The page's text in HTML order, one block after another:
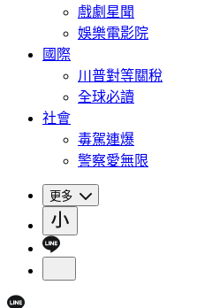
戲劇星聞
娛樂電影院
國際
川普對等關稅
全球必讀
社會
毒駕連爆
警察愛無限
更多